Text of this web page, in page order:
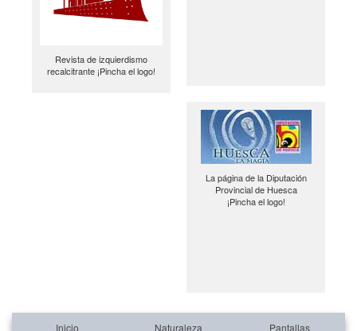
Revista de izquierdismo
recalcitrante ¡Pincha el logo!
La página de la Diputación
Provincial de Huesca
¡Pincha el logo!
Inicio Naturaleza Pantallas